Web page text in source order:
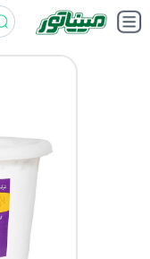
رنگ ها پارس بهار